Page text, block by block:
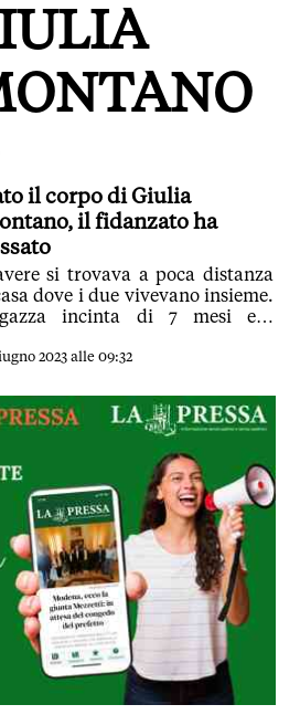
il corpo di Giulia
il fidanzato ha
si trovava a poca distanza
dove i due vivevano insieme.
incinta di 7 mesi era
2023 alle 09:32